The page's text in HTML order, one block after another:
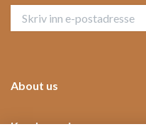
About us
Kundeservice